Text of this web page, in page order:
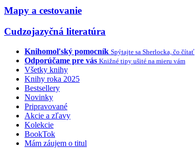
Mapy a cestovanie
Cudzojazyčná literatúra
Knihomoľský pomocník Spýtajte sa Sherlocka, čo čítať
Odporúčame pre vás Knižné tipy ušité na mieru vám
Všetky knihy
Knihy roka 2025
Bestsellery
Novinky
Pripravované
Akcie a zľavy
Kolekcie
BookTok
Mám záujem o titul